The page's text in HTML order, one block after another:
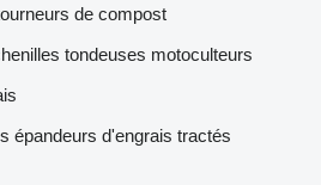
de compost
tondeuses motoculteurs
épandeurs d'engrais tractés